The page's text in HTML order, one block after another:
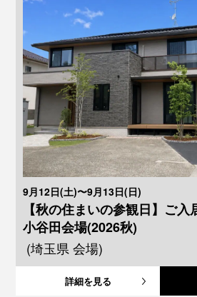
9月12日(土)〜9月13日(日)
【秋の住まいの参観日】ご
小谷田会場(2026秋)
(埼玉県 会場)
詳細を見る